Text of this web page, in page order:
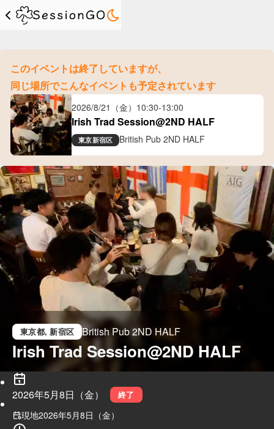
このイベントは終了していますが、
同じ場所でこんなイベントも予定されています
2026/8/21（金） 10:30-13:00
Irish Trad Session@2ND HALF
東京新宿区 British Pub 2ND HALF
東京都, 新宿区 British Pub 2ND HALF
Irish Trad Session@2ND HALF
2026年5月8日（金） 終了
現地2026年5月8日（金）